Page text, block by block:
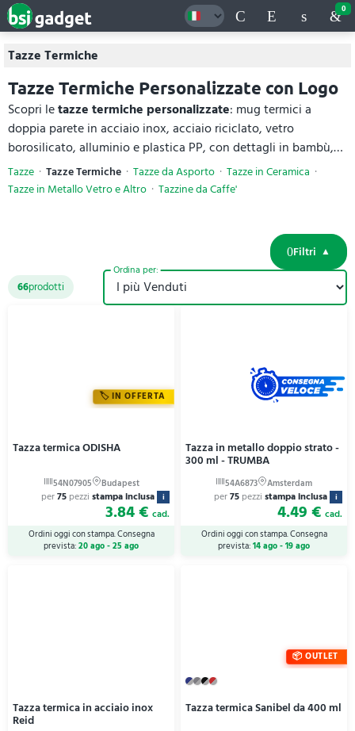
0
Tazze Termiche
Tazze Termiche Personalizzate con Logo
Scopri letazze termiche personalizzate: mug termici a
doppia parete in acciaio inox, acciaio riciclato, vetro
borosilicato, alluminio e plastica PP, con dettagli in bambù,
sughero o legno e capacità da 175 a 1200 ml. Mantengono le
bevande alla temperatura ideale, sostituiscono i bicchieri usa
danno lunga visibilità al tuo brand.
Tazze Tazze Termiche Tazze da Asporto
Tazze in Ceramica
Tazze in Metallo Vetro e Altro
Tazzine da Caffe'
Filtri
66prodotti
Ordina per:
IN OFFERTA
Tazza termica ODISHA
per75 pezzi stampa inclusa i
3.84 € cad.
Ordini oggi con stampa. Consegna
prevista:20 ago - 25 ago
Tazza in metallo doppio strato -
300 ml - TRUMBA
per75 pezzi stampa inclusa i
4.49 € cad.
Ordini oggi con stampa. Consegna
prevista:14 ago - 19 ago
Tazza termica in acciaio inox
Reid
OUTLET
Tazza termica Sanibel da 400 ml